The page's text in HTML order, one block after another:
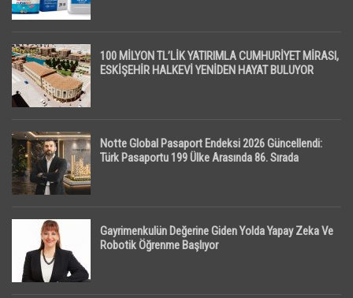
100 MİLYON TL’LİK YATIRIMLA CUMHURİYET MİRASI,
ESKİŞEHİR HALKEVİ YENİDEN HAYAT BULUYOR
Notte Global Pasaport Endeksi 2026 Güncellendi:
Türk Pasaportu 199 Ülke Arasında 86. Sırada
Gayrimenkulün Değerine Giden Yolda Yapay Zeka Ve
Robotik Öğrenme Başlıyor